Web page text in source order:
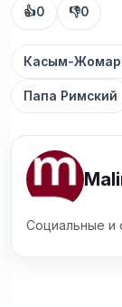
👍0 👎0
Касым-
Папа Римский
Социальные и